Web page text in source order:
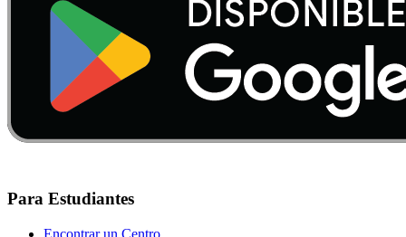
Para Estudiantes
Encontrar un Centro